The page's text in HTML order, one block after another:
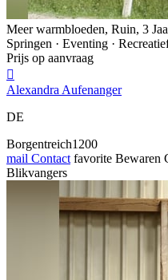
Meer warmbloeden, Ruin, 3
Springen · Eventing ·
Prijs op aanvraag

Alexandra Aufenanger
DE
Borgentreich1200
mail Contact favorite Bewaren
Blikvangers